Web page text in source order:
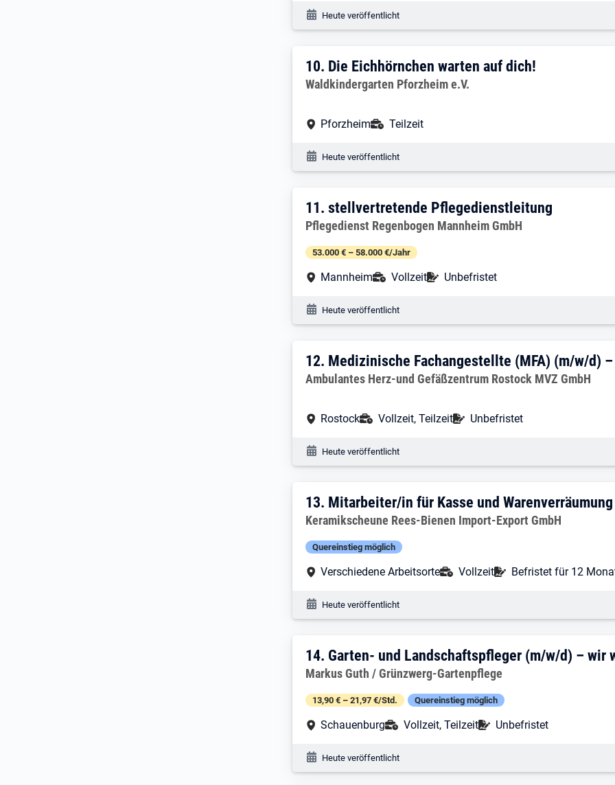
Veröffentlichungsdatum:
Heute veröffentlicht
10. Ergebnis: Die Eichhörnchen warten
10. Die Eichhörnchen warten auf dich!
Arbeitgeber:
Waldkindergarten Pforzheim e.V.
Arbeitsort:
Pforzheim Anstellungsart:
Teilzeit
Veröffentlichungsdatum:
Heute veröffentlicht
11. Ergebnis: stellvertretende
11.stellvertretende Pflegedienstleitung
Arbeitgeber:
Pflegedienst Regenbogen Mannheim GmbH
53.000 € – 58.000 €/Jahr
Arbeitsort:
Mannheim Anstellungsart:
Vollzeit Befristung:
Unbefristet
Veröffentlichungsdatum:
Heute veröffentlicht
12. Ergebnis: Medizinische
12. Medizinische Fachangestellte (MFA) (m/w/d)
Arbeitgeber:
Ambulantes Herz-und Gefäßzentrum Rostock MVZ GmbH
Arbeitsort:
Rostock Anstellungsart:
Vollzeit, Teilzeit Befristung:
Unbefristet
Veröffentlichungsdatum:
Heute veröffentlicht
13. Ergebnis: Mitarbeiter/in für Kasse
13. Mitarbeiter/in für Kasse und Warenverräumung
Arbeitgeber:
Keramikscheune Rees-Bienen Import-Export GmbH
Quereinstieg möglich
Arbeitsort:
Verschiedene Arbeitsorte Anstellungsart:
Vollzeit Befristung:
Befristet für 12
Veröffentlichungsdatum:
Heute veröffentlicht
14. Ergebnis: Garten- und
14. Garten- und Landschaftspfleger (m/w/d) – wir
Arbeitgeber:
Markus Guth / Grünzwerg-Gartenpflege
13,90 € – 21,97 €/Std. Quereinstieg möglich
Arbeitsort:
Schauenburg Anstellungsart:
Vollzeit, Teilzeit Befristung:
Unbefristet
Veröffentlichungsdatum:
Heute veröffentlicht